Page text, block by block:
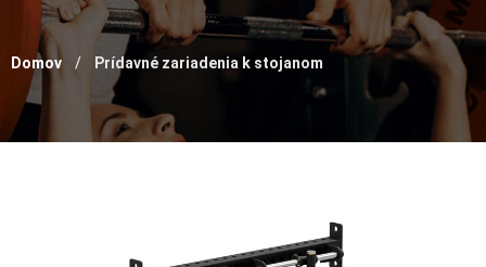
Domov Prídavné zariadenia k stojanom